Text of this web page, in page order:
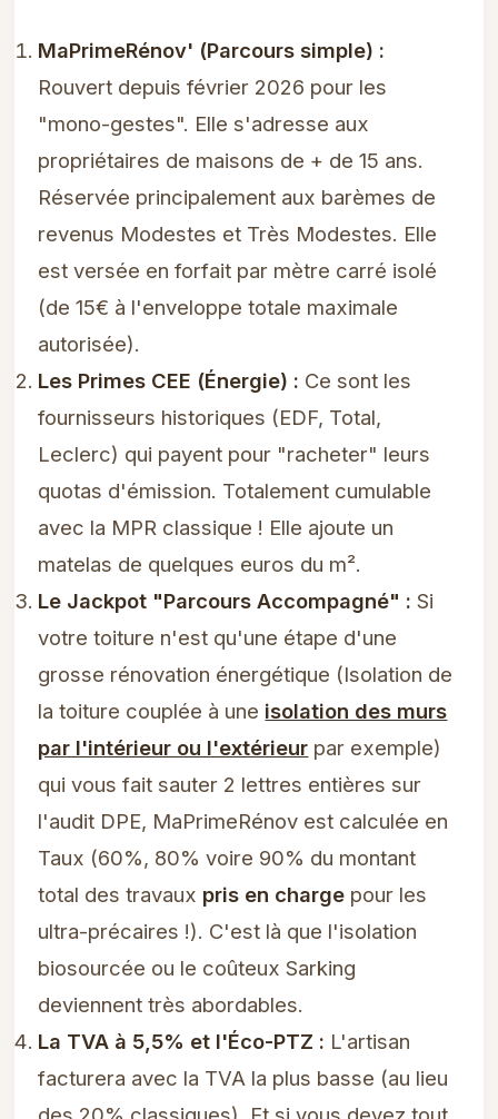
MaPrimeRénov' (Parcours simple) :
Rouvert depuis février 2026 pour les
"mono-gestes". Elle s'adresse aux
propriétaires de maisons de + de 15 ans.
Réservée principalement aux barèmes de
revenus Modestes et Très Modestes. Elle
est versée en forfait par mètre carré isolé
(de 15€ à l'enveloppe totale maximale
autorisée).
Les Primes CEE (Énergie) : Ce sont les
fournisseurs historiques (EDF, Total,
Leclerc) qui payent pour "racheter" leurs
quotas d'émission. Totalement cumulable
avec la MPR classique ! Elle ajoute un
matelas de quelques euros du m².
Le Jackpot "Parcours Accompagné" : Si
votre toiture n'est qu'une étape d'une
grosse rénovation énergétique (Isolation de
la toiture couplée à une isolation des murs
par l'intérieur ou l'extérieur par exemple)
qui vous fait sauter 2 lettres entières sur
l'audit DPE, MaPrimeRénov est calculée en
Taux (60%, 80% voire 90% du montant
total des travaux pris en charge pour les
ultra-précaires !). C'est là que l'isolation
biosourcée ou le coûteux Sarking
deviennent très abordables.
La TVA à 5,5% et l'Éco-PTZ : L'artisan
facturera avec la TVA la plus basse (au lieu